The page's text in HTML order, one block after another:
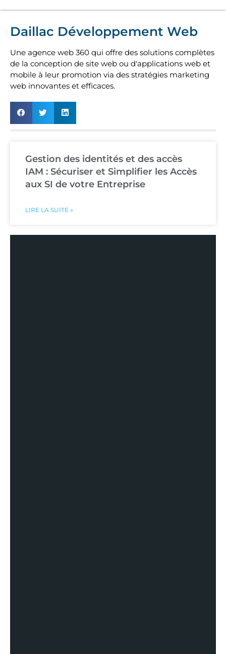
Daillac Développement Web
Une agence web 360 qui offre des solutions complètes
de la conception de site web ou d'applications web et
mobile à leur promotion via des stratégies marketing
web innovantes et efficaces.
Gestion des identités et des accès
IAM : Sécuriser et Simplifier les Accès
aux SI de votre Entreprise
LIRE LA SUITE »